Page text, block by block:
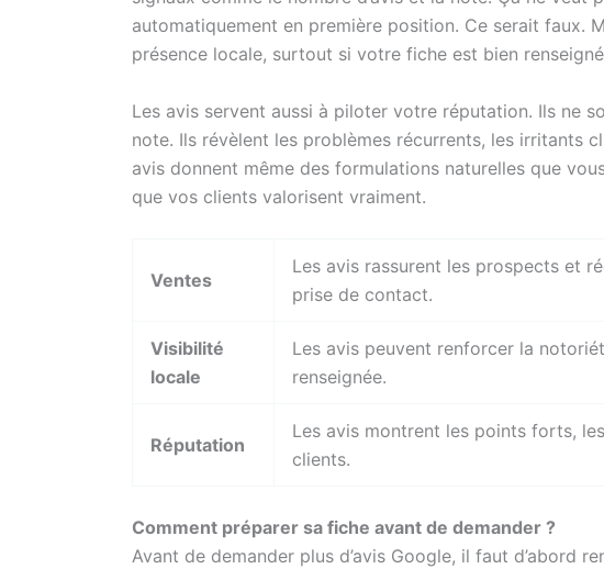
automatiquement en première position. Ce serait faux.
présence locale, surtout si votre fiche est bien
Les avis servent aussi à piloter votre réputation. Ils ne
note. Ils révèlent les problèmes récurrents, les irritants
avis donnent même des formulations naturelles que
que vos clients valorisent vraiment.
Ventes
Les avis rassurent les prospects et
prise de contact.
Visibilité
locale
Les avis peuvent renforcer la
renseignée.
Réputation
Les avis montrent les points forts,
clients.
Comment préparer sa fiche avant de demander ?
Avant de demander plus d’avis Google, il faut d’abord